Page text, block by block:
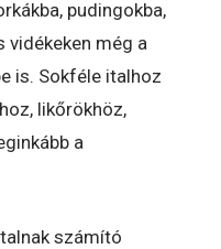
pudingokba,
vidékeken még a
is. Sokféle italhoz
likőrökhöz,
a
számító